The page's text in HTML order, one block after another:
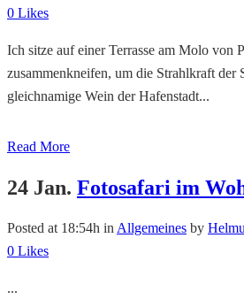
0 Likes
Ich sitze auf einer Terrasse am Molo von
zusammenkneifen, um die Strahlkraft der
gleichnamige Wein der Hafenstadt...
Read More
24 Jan. Fotosafari im
Posted at 18:54h in Allgemeines by
0 Likes
...